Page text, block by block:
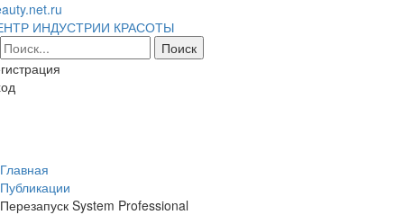
ИНДУСТРИИ КРАСОТЫ
Главная
Публикации
Перезапуск System Professional